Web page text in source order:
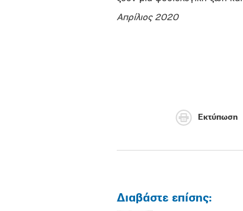
Απρίλιος 2020
Εκτύπωση
Διαβάστε επίσης: